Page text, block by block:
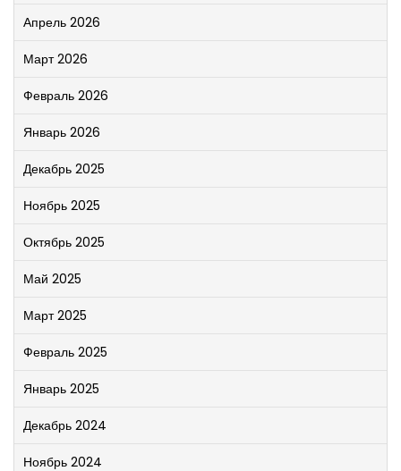
Апрель 2026
Март 2026
Февраль 2026
Январь 2026
Декабрь 2025
Ноябрь 2025
Октябрь 2025
Май 2025
Март 2025
Февраль 2025
Январь 2025
Декабрь 2024
Ноябрь 2024